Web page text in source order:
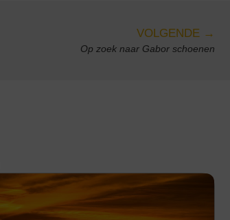
VOLGENDE →
Op zoek naar Gabor schoenen